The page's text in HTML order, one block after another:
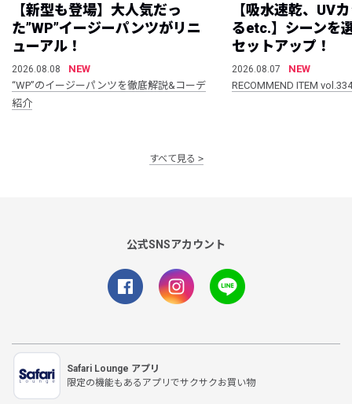
【新型も登場】大人気だっ
た”WP”イージーパンツがリニ
ューアル！
2026.08.08
NEW
“WP”のイージーパンツを徹底解説&コーデ
紹介
【吸水速乾、UV
るetc.】シーンを
セットアップ！
2026.08.07
NEW
RECOMMEND ITEM vol.334
すべて見る
公式SNSアカウント
Safari Lounge アプリ
限定の機能もあるアプリでサクサクお買い物